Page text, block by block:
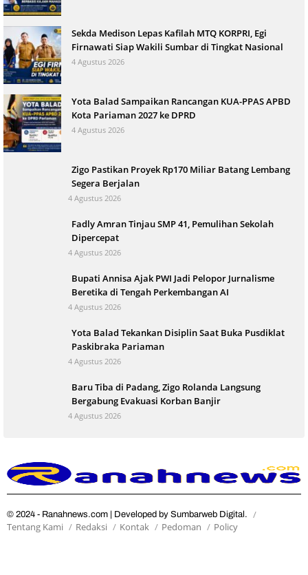
Sekda Medison Lepas Kafilah MTQ KORPRI, Egi
Firnawati Siap Wakili Sumbar di Tingkat Nasional
4 Agustus 2026
Yota Balad Sampaikan Rancangan KUA-PPAS APBD
Kota Pariaman 2027 ke DPRD
4 Agustus 2026
Zigo Pastikan Proyek Rp170 Miliar Batang Lembang
Segera Berjalan
4 Agustus 2026
Fadly Amran Tinjau SMP 41, Pemulihan Sekolah
Dipercepat
4 Agustus 2026
Bupati Annisa Ajak PWI Jadi Pelopor Jurnalisme
Beretika di Tengah Perkembangan AI
4 Agustus 2026
Yota Balad Tekankan Disiplin Saat Buka Pusdiklat
Paskibraka Pariaman
4 Agustus 2026
Baru Tiba di Padang, Zigo Rolanda Langsung
Bergabung Evakuasi Korban Banjir
4 Agustus 2026
© 2024 - Ranahnews.com | Developed by Sumbarweb Digital.
Tentang Kami Redaksi Kontak Pedoman Policy